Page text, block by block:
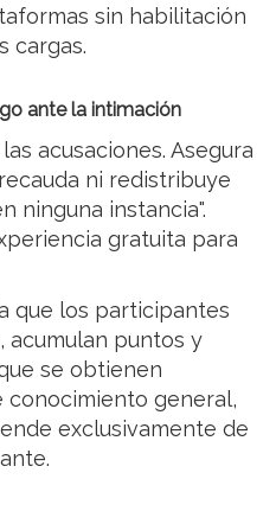
sin habilitación
cargas.
ante la intimación
acusaciones. Asegura
ni redistribuye
ninguna instancia".
gratuita para
que los participantes
puntos y
se obtienen
conocimiento general,
exclusivamente de